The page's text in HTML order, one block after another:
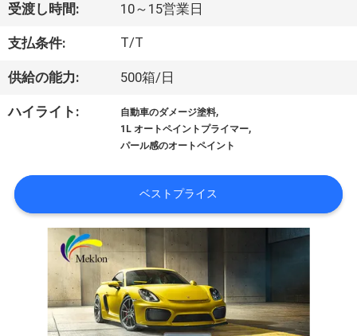
情
報
会
案
内
受渡し時間: 10～15営業日
支払条件: T/T
供給の能力: 500箱/日
ハイライト: 自動車のダメージ塗料,
1L オートペイントプライマー,
パール感のオートペイント
ベストプライス